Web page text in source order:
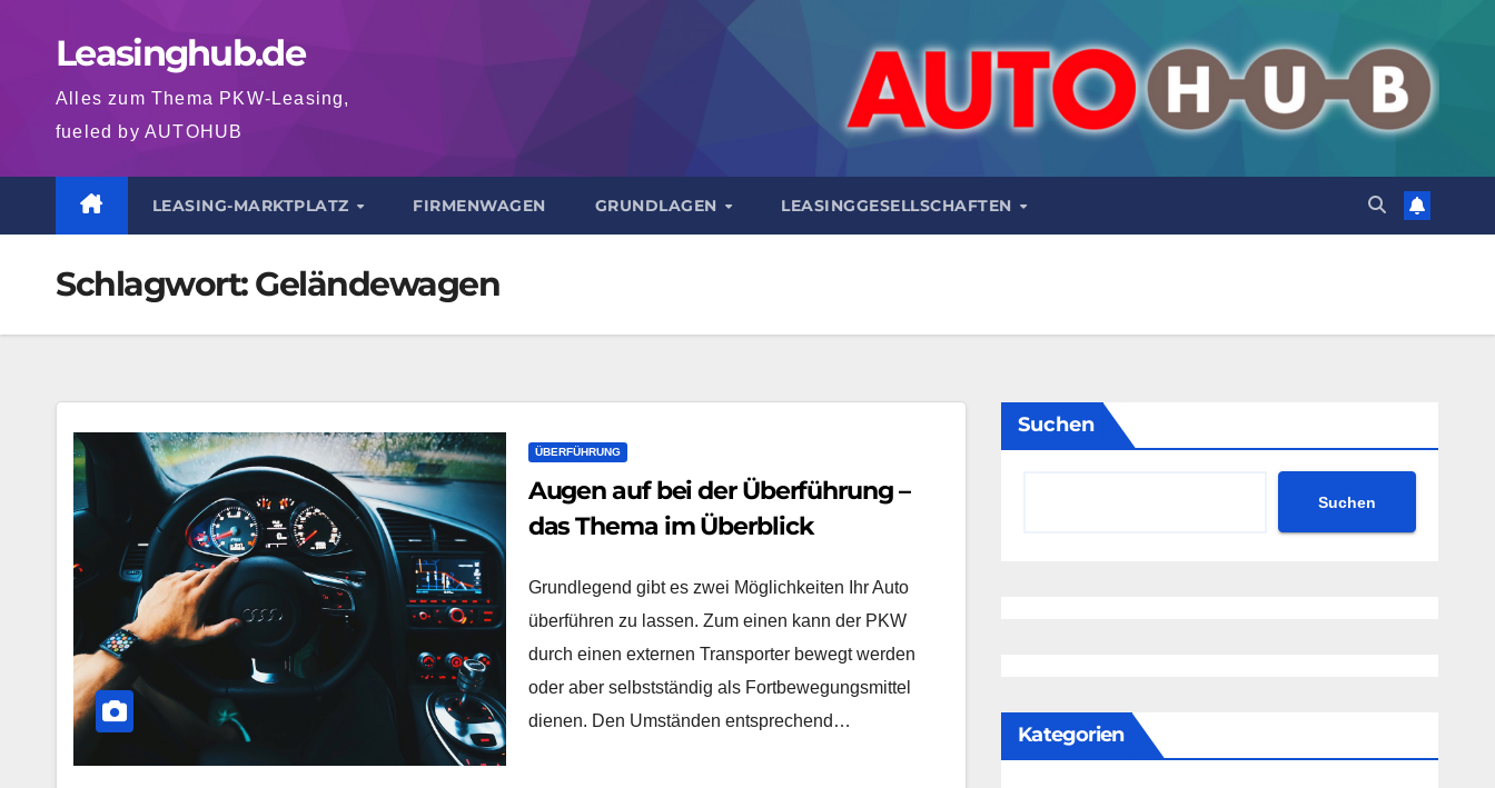
Leasinghub.de
Alles zum Thema PKW-Leasing,
fueled by AUTOHUB
LEASING-MARKTPLATZ FIRMENWAGEN GRUNDLAGEN LEASINGGESELLSCHAFTEN
Schlagwort:Geländewagen
ÜBERFÜHRUNG
Augen auf bei der Überführung –
das Thema im Überblick
Grundlegend gibt es zwei Möglichkeiten Ihr Auto
überführen zu lassen. Zum einen kann der PKW
durch einen externen Transporter bewegt werden
oder aber selbstständig als Fortbewegungsmittel
dienen. Den Umständen entsprechend…
Suchen
Suchen
Kategorien